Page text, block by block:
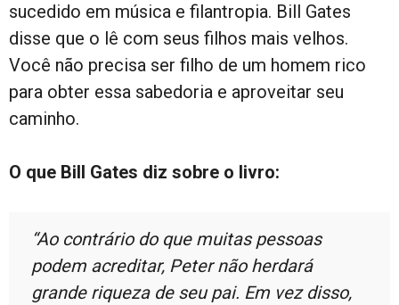
sucedido em música e filantropia. Bill Gates
disse que o lê com seus filhos mais velhos.
Você não precisa ser filho de um homem rico
para obter essa sabedoria e aproveitar seu
caminho.
O que Bill Gates diz sobre o livro:
“Ao contrário do que muitas pessoas
podem acreditar, Peter não herdará
grande riqueza de seu pai. Em vez disso,